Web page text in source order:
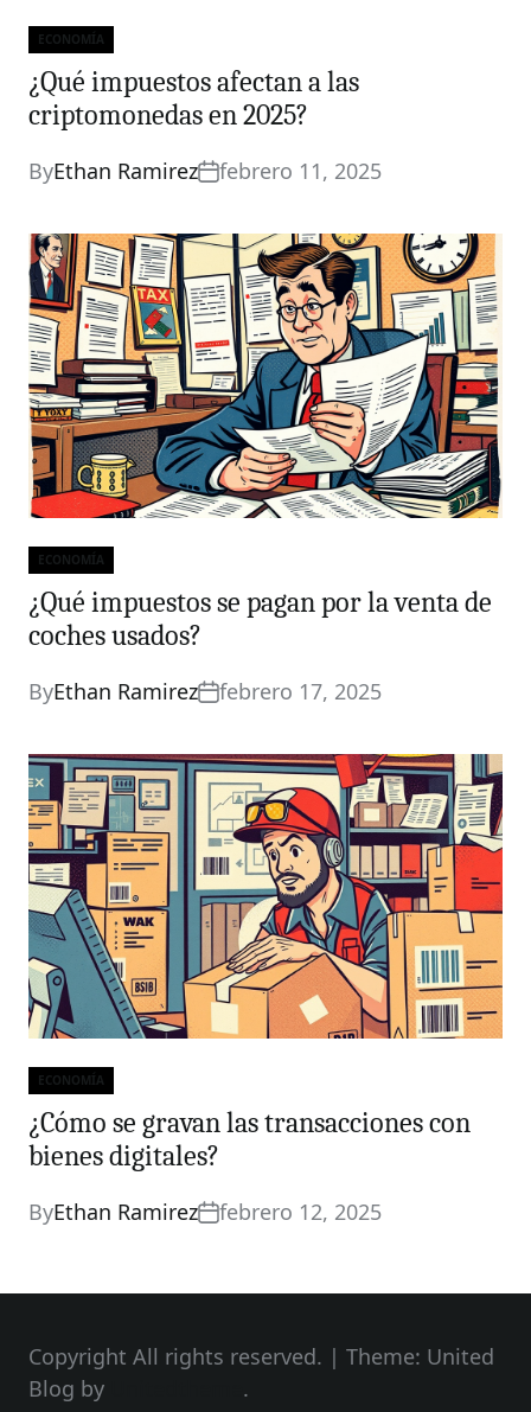
Categories
ECONOMÍA
¿Qué impuestos afectan a las
criptomonedas en 2025?
ByEthan Ramirez febrero 11, 2025
Categories
ECONOMÍA
¿Qué impuestos se pagan por la venta de
coches usados?
ByEthan Ramirez febrero 17, 2025
Categories
ECONOMÍA
¿Cómo se gravan las transacciones con
bienes digitales?
ByEthan Ramirez febrero 12, 2025
Copyright All rights reserved. | Theme: United
Blog by
.